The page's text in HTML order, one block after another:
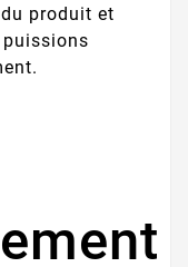
produit et